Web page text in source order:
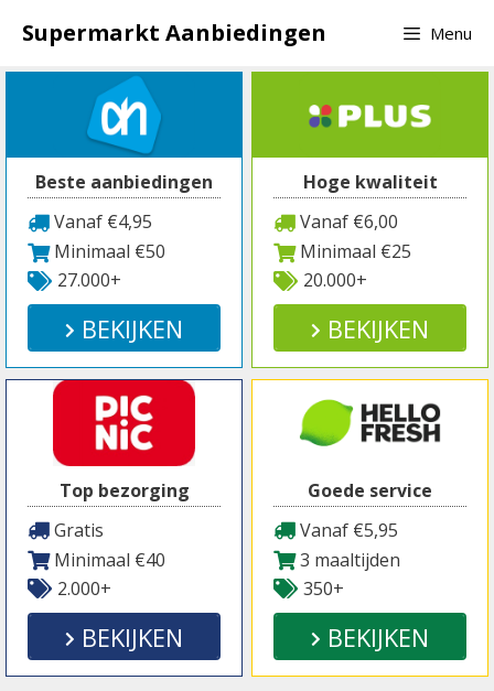
naar
inhoud
Supermarkt Aanbiedingen Menu
Beste aanbiedingen
Vanaf €4,95
Minimaal €50
27.000+
BEKIJKEN
Hoge kwaliteit
Vanaf €6,00
Minimaal €25
20.000+
BEKIJKEN
Top bezorging
Gratis
Minimaal €40
2.000+
BEKIJKEN
Goede service
Vanaf €5,95
3 maaltijden
350+
BEKIJKEN